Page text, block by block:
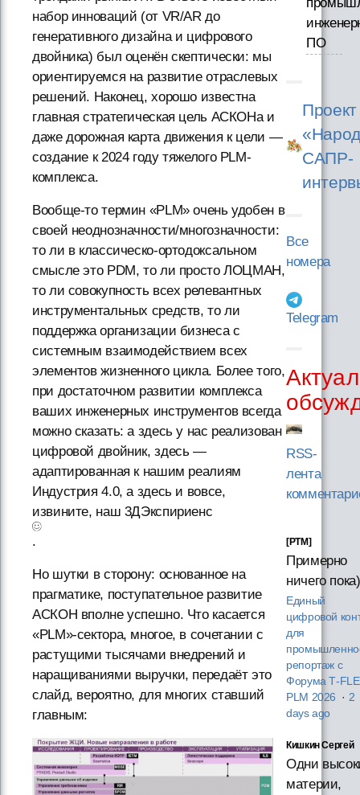
набор инноваций (от VR/AR до
генеративного дизайна и цифрового
двойника) был оценён скептически: мы
ориентируемся на развитие отраслевых
решений. Наконец, хорошо известна
главная стратегическая цель АСКОНа и
даже дорожная карта движения к цели —
создание к 2024 году тяжелого PLM-
комплекса.
Вообще-то термин «PLM» очень удобен в
своей неоднозначности/многозначности:
то ли в классическо-ортодоксальном
смысле это PDM, то ли просто ЛОЦМАН,
то ли совокупность всех релевантных
инструментальных средств, то ли
поддержка организации бизнеса с
системным взаимодействием всех
элементов жизненного цикла. Более того,
при достаточном развитии комплекса
ваших инженерных инструментов всегда
можно сказать: а здесь у нас реализован
цифровой двойник, здесь —
адаптированная к нашим реалиям
Индустрия 4.0, а здесь и вовсе,
извините, наш 3ДЭкспириенс
.
Но шутки в сторону: основанное на
прагматике, поступательное развитие
АСКОН вполне успешно. Что касается
«PLM»-сектора, многое, в сочетании с
растущими тысячами внедрений и
наращиваниями выручки, передаёт это
слайд, вероятно, для многих ставший
главным:
ПО
Проект
САПР-
Все
номера
Telegram
RSS-
лента
[PTM]
Примерно
ничего пока)
Единый
цифровой
для
репортаж с
Форума
PLM 2026 · 2
days ago
Кишкин Сергей
Одни
материи,